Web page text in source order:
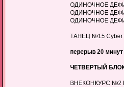
ОДИНОЧНОЕ
ОДИНОЧНОЕ
ОДИНОЧНОЕ
ТАНЕЦ №15 Cyber
перерыв 20 минут
ЧЕТВЕРТЫЙ БЛОК
ВНЕКОНКУРС №2 k-